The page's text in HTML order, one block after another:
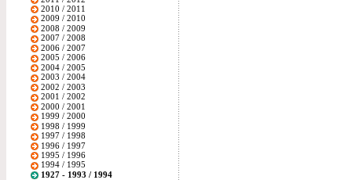
2010 / 2011
2009 / 2010
2008 / 2009
2007 / 2008
2006 / 2007
2005 / 2006
2004 / 2005
2003 / 2004
2002 / 2003
2001 / 2002
2000 / 2001
1999 / 2000
1998 / 1999
1997 / 1998
1996 / 1997
1995 / 1996
1994 / 1995
1927 - 1993 / 1994